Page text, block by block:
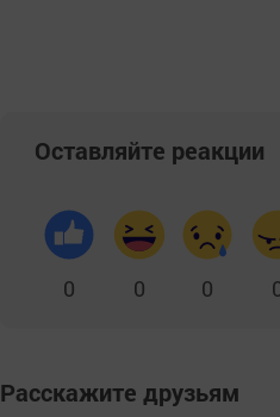
Оставляйте реакции
0 0 0
Расскажите друзьям